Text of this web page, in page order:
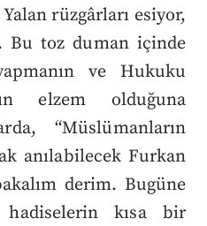
Yalan rüzgârları esiyor,
Bu toz duman içinde
ve Hukuku
elzem olduğuna
“Müslümanların
anılabilecek Furkan
derim. Bugüne
kısa bir